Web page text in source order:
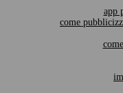
app
come